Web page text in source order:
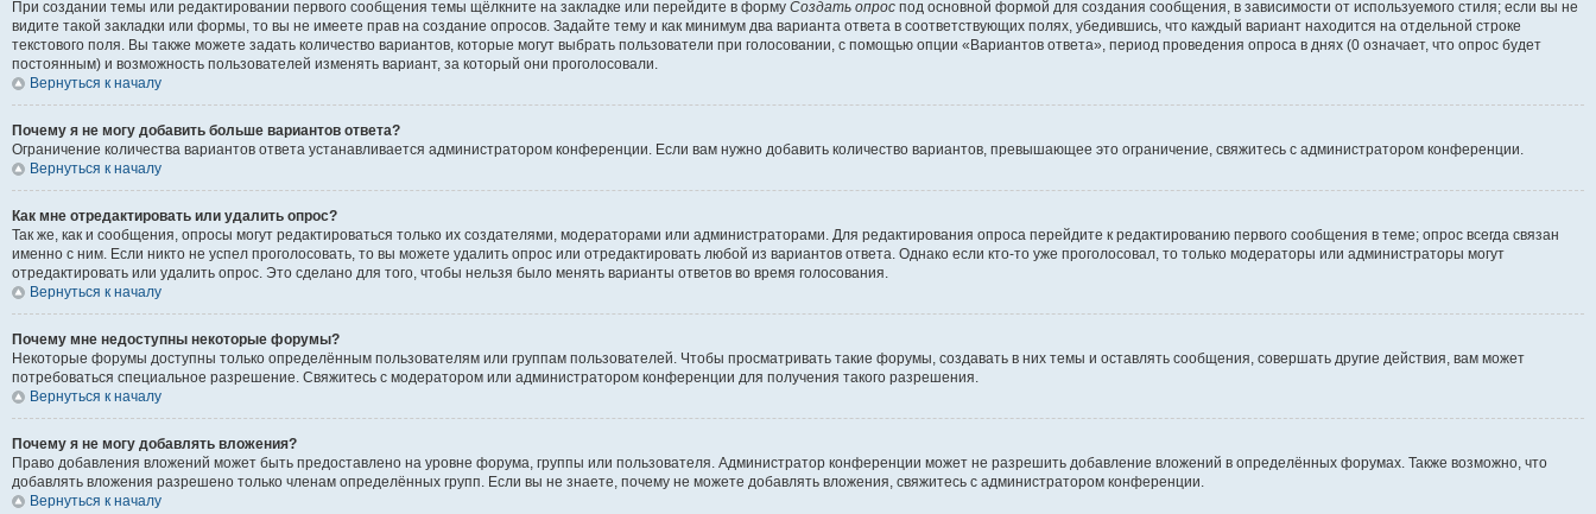
При создании темы или редактировании первого сообщения темы щёлкните на закладке или перейдите в форму Создать опрос под основной формой для создания сообщения, в зависимости от используемого стиля; если вы не
видите такой закладки или формы, то вы не имеете прав на создание опросов. Задайте тему и как минимум два варианта ответа в соответствующих полях, убедившись, что каждый вариант находится на отдельной строке
текстового поля. Вы также можете задать количество вариантов, которые могут выбрать пользователи при голосовании, с помощью опции «Вариантов ответа», период проведения опроса в днях (0 означает, что опрос будет
постоянным) и возможность пользователей изменять вариант, за который они проголосовали.
Вернуться к началу
Почему я не могу добавить больше вариантов ответа?
Ограничение количества вариантов ответа устанавливается администратором конференции. Если вам нужно добавить количество вариантов, превышающее это ограничение, свяжитесь с администратором конференции.
Вернуться к началу
Как мне отредактировать или удалить опрос?
Так же, как и сообщения, опросы могут редактироваться только их создателями, модераторами или администраторами. Для редактирования опроса перейдите к редактированию первого сообщения в теме; опрос всегда связан
именно с ним. Если никто не успел проголосовать, то вы можете удалить опрос или отредактировать любой из вариантов ответа. Однако если кто-то уже проголосовал, то только модераторы или администраторы могут
отредактировать или удалить опрос. Это сделано для того, чтобы нельзя было менять варианты ответов во время голосования.
Вернуться к началу
Почему мне недоступны некоторые форумы?
Некоторые форумы доступны только определённым пользователям или группам пользователей. Чтобы просматривать такие форумы, создавать в них темы и оставлять сообщения, совершать другие действия, вам может
потребоваться специальное разрешение. Свяжитесь с модератором или администратором конференции для получения такого разрешения.
Вернуться к началу
Почему я не могу добавлять вложения?
Право добавления вложений может быть предоставлено на уровне форума, группы или пользователя. Администратор конференции может не разрешить добавление вложений в определённых форумах. Также возможно, что
добавлять вложения разрешено только членам определённых групп. Если вы не знаете, почему не можете добавлять вложения, свяжитесь с администратором конференции.
Вернуться к началу